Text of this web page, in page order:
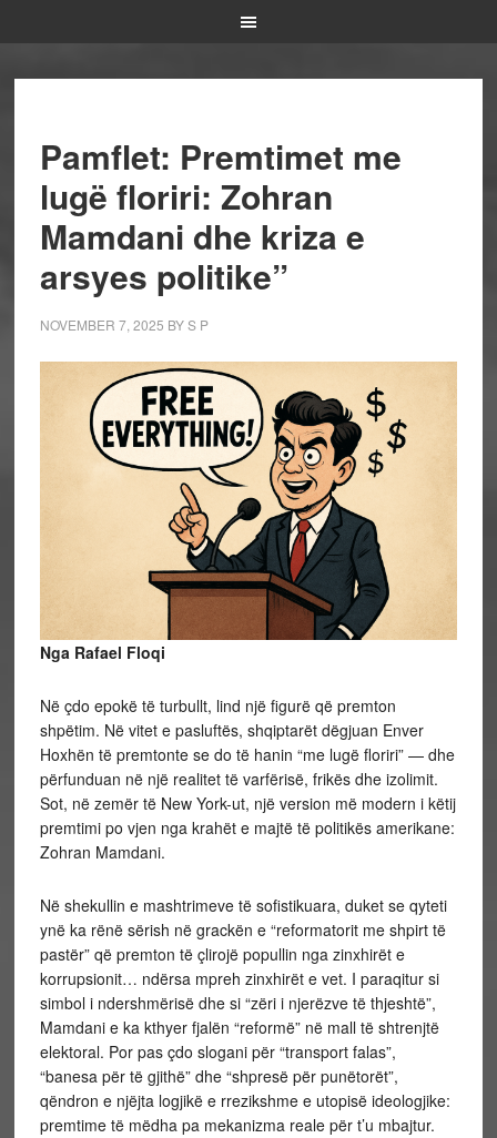
Pamflet: Premtimet me
lugë floriri: Zohran
Mamdani dhe kriza e
arsyes politike”
NOVEMBER 7, 2025 BYS P
Nga Rafael Floqi
Në çdo epokë të turbullt, lind një figurë që premton
shpëtim. Në vitet e pasluftës, shqiptarët dëgjuan Enver
Hoxhën të premtonte se do të hanin “me lugë floriri” — dhe
përfunduan në një realitet të varfërisë, frikës dhe izolimit.
Sot, në zemër të New York-ut, një version më modern i këtij
premtimi po vjen nga krahët e majtë të politikës amerikane:
Zohran Mamdani.
Në shekullin e mashtrimeve të sofistikuara, duket se qyteti
ynë ka rënë sërish në grackën e “reformatorit me shpirt të
pastër” që premton të çlirojë popullin nga zinxhirët e
korrupsionit… ndërsa mpreh zinxhirët e vet. I paraqitur si
simbol i ndershmërisë dhe si “zëri i njerëzve të thjeshtë”,
Mamdani e ka kthyer fjalën “reformë” në mall të shtrenjtë
elektoral. Por pas çdo slogani për “transport falas”,
“banesa për të gjithë” dhe “shpresë për punëtorët”,
qëndron e njëjta logjikë e rrezikshme e utopisë ideologjike:
premtime të mëdha pa mekanizma reale për t’u mbajtur.